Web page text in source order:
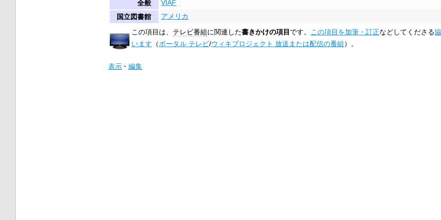
全般
VIAF
国立図書館
アメリカ
この項目は、 テレビ番組に関連した書きかけの項目 です。 この項目を加筆・訂正などしてくださる
います （ポータル テレビ/ウィキプロジェクト 放送または配信の番組 ）。
表示 編集